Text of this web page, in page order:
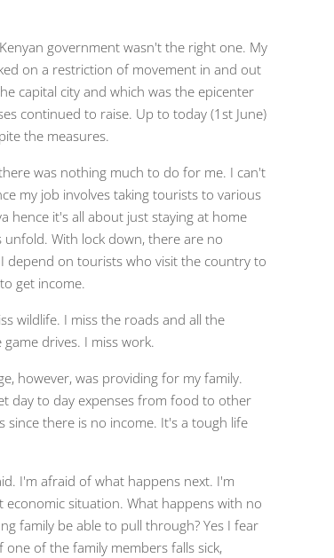
government wasn't the right one. My
on a restriction of movement in and out
capital city and which was the epicenter
continued to raise. Up to today (1st June)
the measures.
was nothing much to do for me. I can't
my job involves taking tourists to various
hence it's all about just staying at home
With lock down, there are no
depend on tourists who visit the country to
get income.
wildlife. I miss the roads and all the
drives. I miss work.
however, was providing for my family.
day to day expenses from food to other
since there is no income. It's a tough life
I'm afraid of what happens next. I'm
situation. What happens with no
family be able to pull through? Yes I fear
one of the family members falls sick,